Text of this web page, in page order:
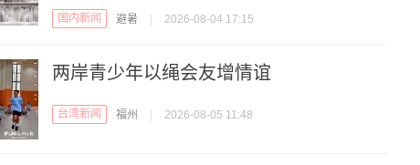
国内新闻 避暑 2026-08-04 17:15
两岸青少年以绳会友增情谊
台湾新闻 福州 2026-08-05 11:48